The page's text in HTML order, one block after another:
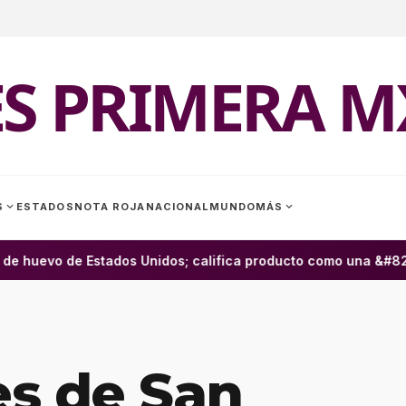
PRIMERA
expand_more ESTADOS NOTA ROJA NACIONAL MUNDOMÁS expand_more
de Estados Unidos; califica producto como una